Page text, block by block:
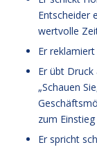
Entscheider
wertvolle
Er
Er übt
„Schauen
zum
Er spricht